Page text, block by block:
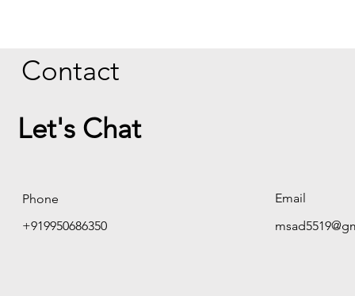
Contact
Let's Chat
Phone
+919950686350
Email